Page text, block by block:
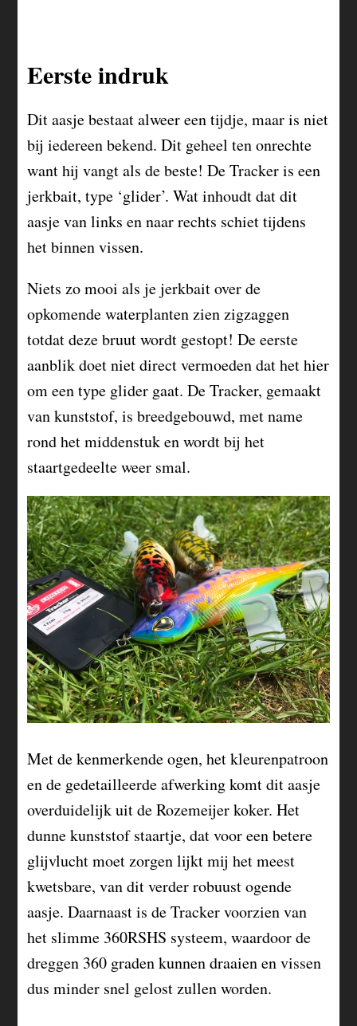
Eerste indruk
Dit aasje bestaat alweer een tijdje, maar is niet
bij iedereen bekend. Dit geheel ten onrechte
want hij vangt als de beste! De Tracker is een
jerkbait, type ‘glider’. Wat inhoudt dat dit
aasje van links en naar rechts schiet tijdens
het binnen vissen.
Niets zo mooi als je jerkbait over de
opkomende waterplanten zien zigzaggen
totdat deze bruut wordt gestopt! De eerste
aanblik doet niet direct vermoeden dat het hier
om een type glider gaat. De Tracker, gemaakt
van kunststof, is breedgebouwd, met name
rond het middenstuk en wordt bij het
staartgedeelte weer smal.
Met de kenmerkende ogen, het kleurenpatroon
en de gedetailleerde afwerking komt dit aasje
overduidelijk uit de Rozemeijer koker. Het
dunne kunststof staartje, dat voor een betere
glijvlucht moet zorgen lijkt mij het meest
kwetsbare, van dit verder robuust ogende
aasje. Daarnaast is de Tracker voorzien van
het slimme 360RSHS systeem, waardoor de
dreggen 360 graden kunnen draaien en vissen
dus minder snel gelost zullen worden.